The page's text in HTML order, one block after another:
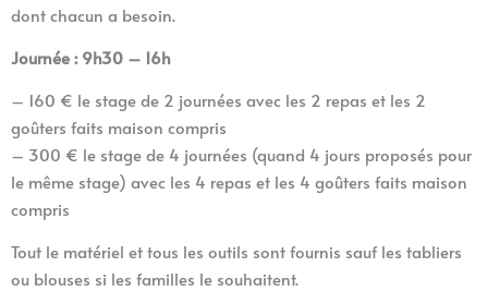
dont chacun a besoin.
Journée : 9h30 – 16h
– 160 € le stage de 2 journées avec les 2 repas et les 2
goûters faits maison compris
– 300 € le stage de 4 journées (quand 4 jours proposés pour
le même stage) avec les 4 repas et les 4 goûters faits maison
compris
Tout le matériel et tous les outils sont fournis sauf les tabliers
ou blouses si les familles le souhaitent.